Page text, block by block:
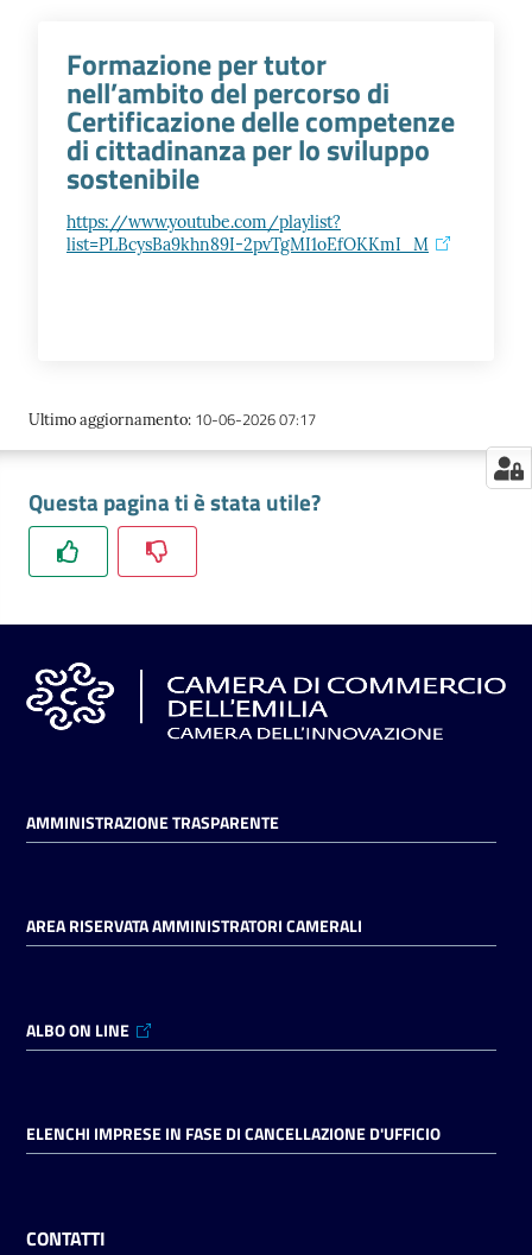
Seguici
Formazione per tutor
nell’ambito del percorso di
Certificazione delle competenze
di cittadinanza per lo sviluppo
sostenibile
https://www.youtube.com/playlist?
list=PLBcysBa9khn89I-2pvTgMI1oEfOKKmI_M
Ultimo aggiornamento: 10-06-2026 07:17
Questa pagina ti è stata utile?
AMMINISTRAZIONE TRASPARENTE
AREA RISERVATA AMMINISTRATORI CAMERALI
ALBO ON LINE
ELENCHI IMPRESE IN FASE DI CANCELLAZIONE D'UFFICIO
CONTATTI